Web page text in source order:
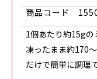
商品コード
1個あたり約15gの
凍ったまま約170
だけで簡単に調理